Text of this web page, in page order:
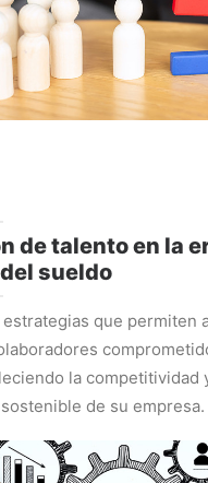
de talento en la
sueldo
estrategias que permiten
la competitividad
de su empresa.